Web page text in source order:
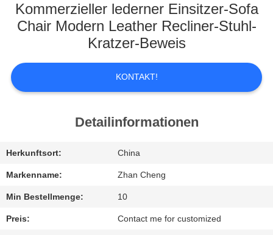
ÜBER
WERKSBESICHTIGUNG
QUALITÄTSKONTROLLE
BITTE
UM
EIN
ANGEBOT
Kommerzieller lederner Einsitzer-Sofa
Chair Modern Leather Recliner-Stuhl-
Kratzer-Beweis
KONTAKT!
Detailinformationen
Herkunftsort: China
Markenname: Zhan Cheng
Min Bestellmenge: 10
Preis: Contact me for customized